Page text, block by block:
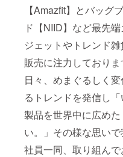
【Amazfit】とバッグ
ド【NIID】など最先
ジェットやトレンド
販売に注力しておりま
日々、めまぐるしく変
るトレンドを発信し「
製品を世界中に広めた
い。」その様な思いで
社員一同、取り組んで